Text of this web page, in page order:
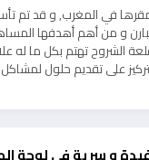
و من أهم أهدفها
الشروح تهتم بكل ما له
على تقديم حلول